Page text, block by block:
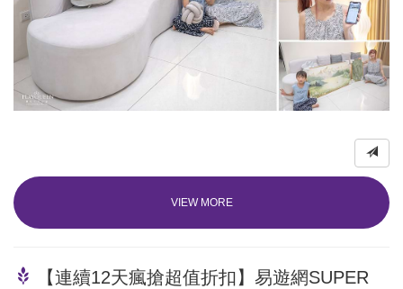
VIEW MORE
【連續12天瘋搶超值折扣】易遊網SUPER